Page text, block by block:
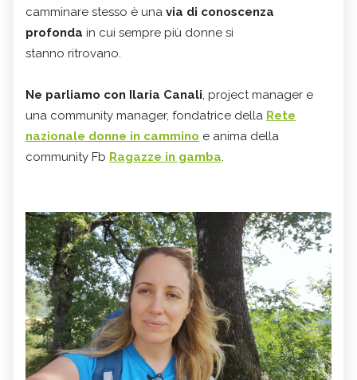
camminare stesso è una via di conoscenza
profonda in cui sempre più donne si
stanno ritrovano.
Ne parliamo con Ilaria Canali, project manager e
una community manager, fondatrice della Rete
nazionale donne in cammino e anima della
community Fb Ragazze in gamba.